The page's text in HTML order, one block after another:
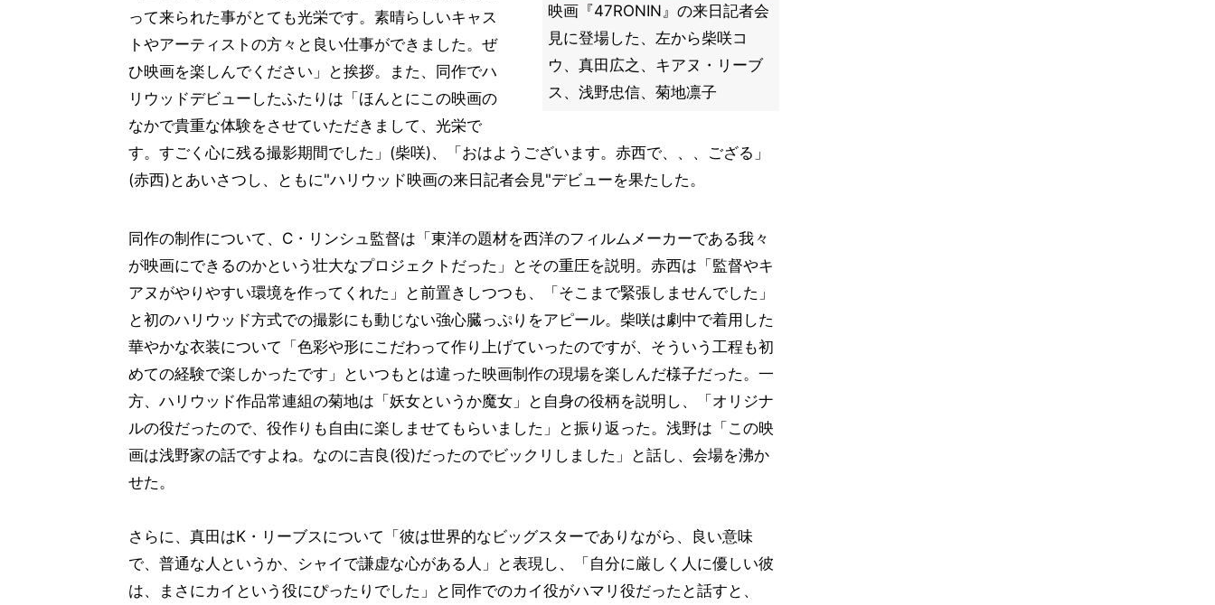
映画『47RONIN』の来日記者会
見に登場した、左から柴咲コ
ウ、真田広之、キアヌ・リーブ
ス、浅野忠信、菊地凛子
って来られた事がとても光栄です。素晴らしいキャス
トやアーティストの方々と良い仕事ができました。ぜ
ひ映画を楽しんでください」と挨拶。また、同作でハ
リウッドデビューしたふたりは「ほんとにこの映画の
なかで貴重な体験をさせていただきまして、光栄で
す。すごく心に残る撮影期間でした」(柴咲)、「おはようございます。赤西で、、、ござる」
(赤西)とあいさつし、ともに"ハリウッド映画の来日記者会見"デビューを果たした。
同作の制作について、C・リンシュ監督は「東洋の題材を西洋のフィルムメーカーである我々
が映画にできるのかという壮大なプロジェクトだった」とその重圧を説明。赤西は「監督やキ
アヌがやりやすい環境を作ってくれた」と前置きしつつも、「そこまで緊張しませんでした」
と初のハリウッド方式での撮影にも動じない強心臓っぷりをアピール。柴咲は劇中で着用した
華やかな衣装について「色彩や形にこだわって作り上げていったのですが、そういう工程も初
めての経験で楽しかったです」といつもとは違った映画制作の現場を楽しんだ様子だった。一
方、ハリウッド作品常連組の菊地は「妖女というか魔女」と自身の役柄を説明し、「オリジナ
ルの役だったので、役作りも自由に楽しませてもらいました」と振り返った。浅野は「この映
画は浅野家の話ですよね。なのに吉良(役)だったのでビックリしました」と話し、会場を沸か
せた。
さらに、真田はK・リーブスについて「彼は世界的なビッグスターでありながら、良い意味
で、普通な人というか、シャイで謙虚な心がある人」と表現し、「自分に厳しく人に優しい彼
は、まさにカイという役にぴったりでした」と同作でのカイ役がハマリ役だったと話すと、